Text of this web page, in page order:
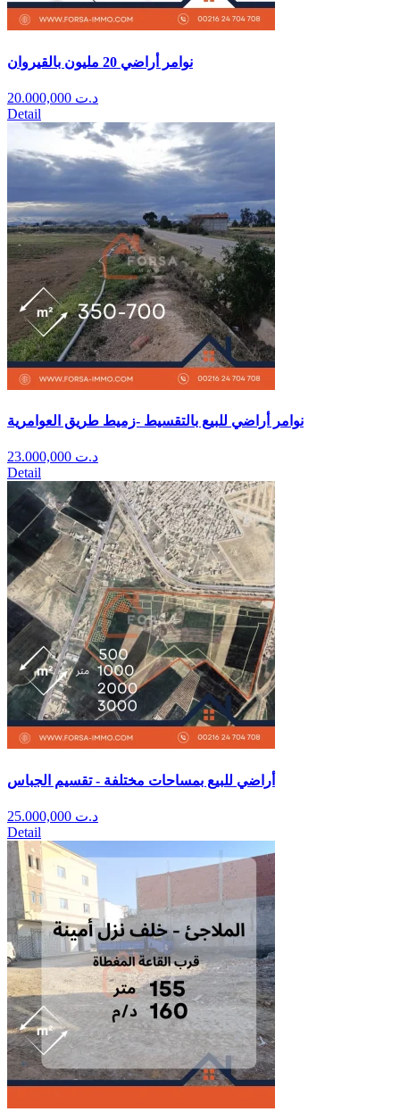
نوامر أراضي 20 مليون بالقيروان
د.ت
Detail
نوامر أراضي للبيع بالتقسيط -زميط طريق العوامرية
د.ت
Detail
أراضي للبيع بمساحات مختلفة - تقسيم الجباس
د.ت
Detail